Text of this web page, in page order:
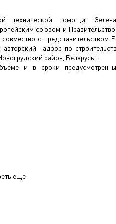
технической помощи
союзом и
с представительством
надзор по
район, Беларусь".
и в сроки
еще